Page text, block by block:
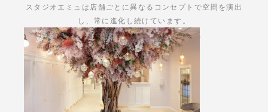
スタジオエミュは店舗ごとに異なるコンセプトで空間を演出
し、常に進化し続けています。
あなただけの物語をお楽しみください。